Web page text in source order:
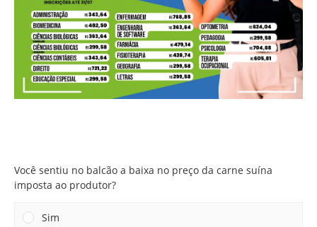
Você sentiu no balcão a baixa no preço da carne suína
imposta ao produtor?
Sim